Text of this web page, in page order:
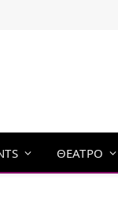
ΘΕΑΤΡΟ